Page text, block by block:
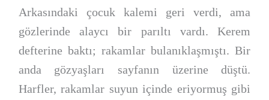
Arkasındaki çocuk kalemi geri verdi, ama
gözlerinde alaycı bir parıltı vardı. Kerem
defterine baktı; rakamlar bulanıklaşmıştı. Bir
anda gözyaşları sayfanın üzerine düştü.
Harfler, rakamlar suyun içinde eriyormuş gibi